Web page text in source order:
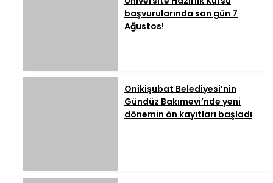
başvurularında son gün 7
Ağustos!
Onikişubat Belediyesi’nin
Gündüz Bakımevi’nde yeni
dönemin ön kayıtları başladı